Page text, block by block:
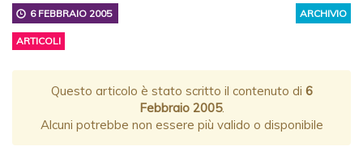
ARCHIVIO
6 FEBBRAIO 2005
ARTICOLI
Questo articolo è stato scritto il contenuto di 6
Febbraio 2005.
Alcuni potrebbe non essere più valido o disponibile